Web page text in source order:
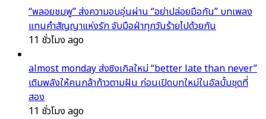
“พลอยชมพู” ส่งความอบอุ่นผ่าน “อย่าปล่อยมือกัน” บทเพลง
แทนคำสัญญาแห่งรัก จับมือฝ่าทุกวันร้ายไปด้วยกัน
11 ชั่วโมง ago
almost monday ส่งซิงเกิลใหม่ “better late than never”
เติมพลังให้คนกล้าก้าวตามฝัน ก่อนเปิดบทใหม่ในอัลบั้มชุดที่
สอง
11 ชั่วโมง ago